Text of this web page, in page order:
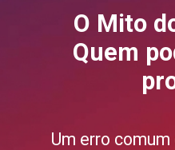
O Mito
Quem
Um erro